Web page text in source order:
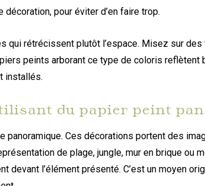
pour éviter d’en faire trop.
qui rétrécissent plutôt l’espace. Misez sur
peints arborant ce type de coloris reflètent
installés.
du papier peint
panoramique. Ces décorations portent des
de plage, jungle, mur en brique ou
devant l’élément présenté. C’est un moyen